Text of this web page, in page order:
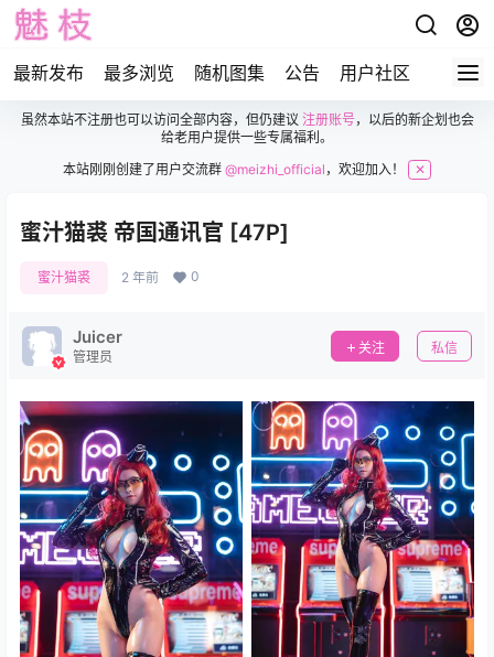
最新发布 最多浏览 随机图集 公告 用户社区
虽然本站不注册也可以访问全部内容，但仍建议 注册账号，以后的新企划也会
给老用户提供一些专属福利。
本站刚刚创建了用户交流群@meizhi_official ，欢迎加入！ ✕
蜜汁猫裘 帝国通讯官 [47P]
蜜汁猫裘 2 年前 0
Juicer
管理员
关注 私信